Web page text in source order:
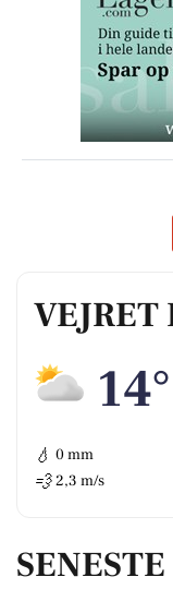
14°
💧 0 mm
💨 2,3 m/s